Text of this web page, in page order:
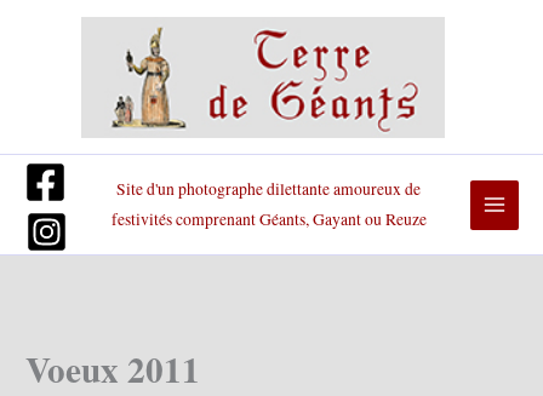
Site d'un photographe dilettante amoureux de
festivités comprenant Géants, Gayant ou Reuze
Voeux 2011